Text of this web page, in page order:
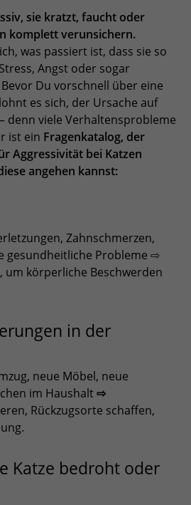
sie kratzt, faucht oder
komplett verunsichern.
was passiert ist, dass sie so
Angst oder sogar
Du vorschnell über eine
es sich, der Ursache auf
denn viele Verhaltensprobleme
ist ein Fragenkatalog, der
Aggressivität bei Katzen
angehen kannst:
Zahnschmerzen,
gesundheitliche Probleme ⇨
um körperliche Beschwerden
in der
neue Möbel, neue
im Haushalt⇨
Rückzugsorte schaffen,
Katze bedroht oder